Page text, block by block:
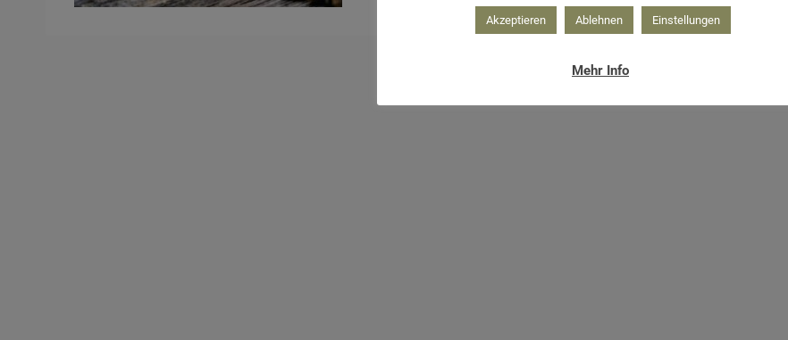
Akzeptieren Ablehnen Einstellungen
Mehr Info